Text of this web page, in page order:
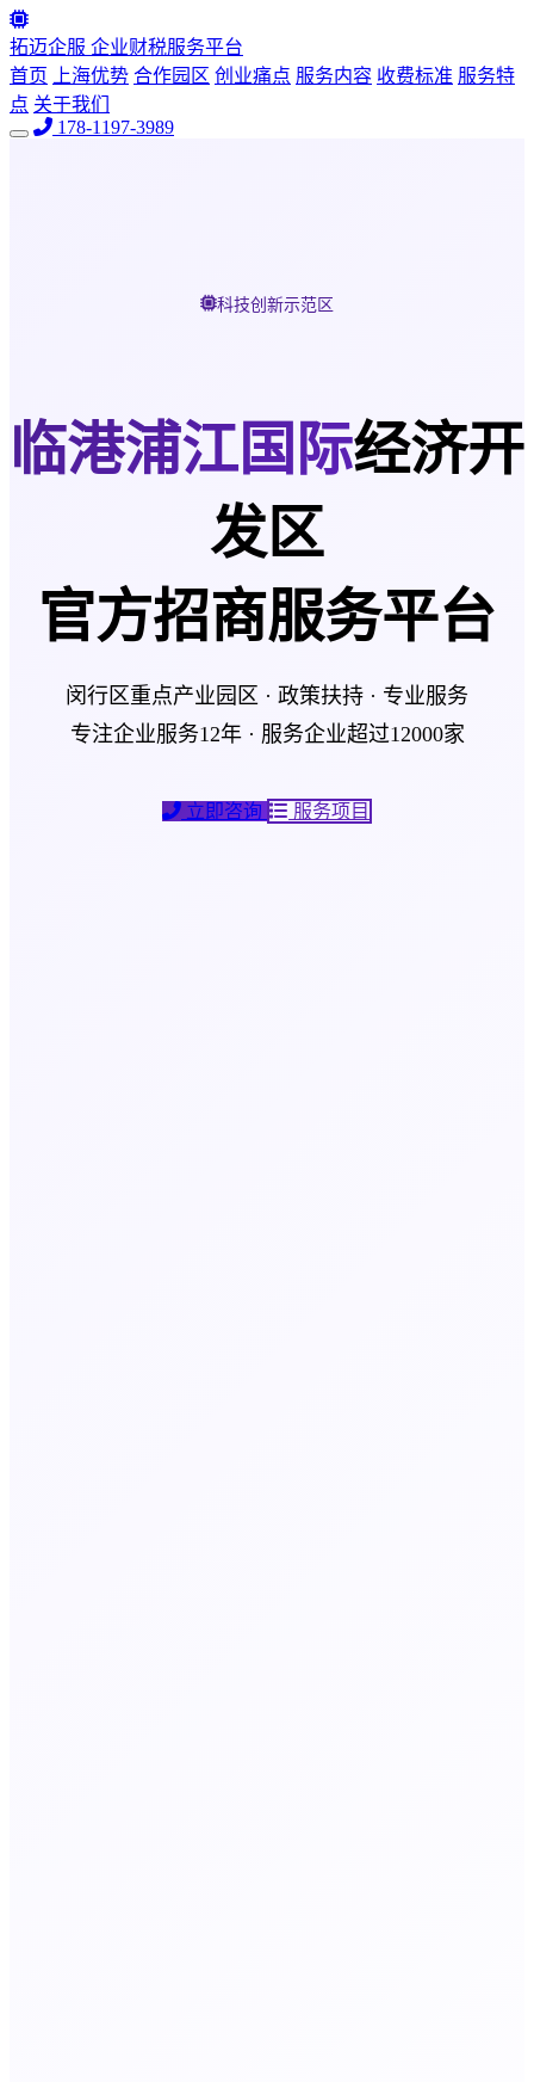
拓迈企服 企业财税服务平台
首页
上海优势 合作园区 创业痛点 服务内容 收费标准 服务特
点 关于我们
178-1197-3989
科技创新示范区
临港浦江国际经济开
发区
官方招商服务平台
闵行区重点产业园区 · 政策扶持 · 专业服务
专注企业服务12年 · 服务企业超过12000家
立即咨询 服务项目